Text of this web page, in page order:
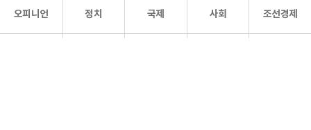
오피니언 정치 국제 사회 조선경제